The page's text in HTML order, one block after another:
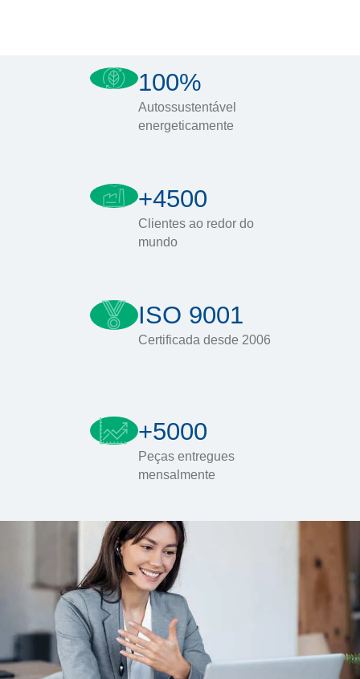
100%
Autossustentável
energeticamente
+4500
Clientes ao redor do
mundo
ISO 9001
Certificada desde 2006
+5000
Peças entregues
mensalmente